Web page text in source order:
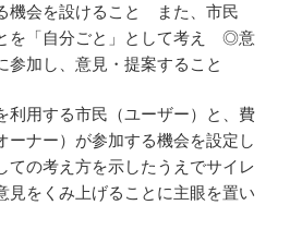
機会を設けること また、市民
「自分ごと」として考え ◎意
参加し、意見・提案すること
利用する市民（ユーザー）と、費
ーナー）が参加する機会を設定し
ての考え方を示したうえでサイレ
見をくみ上げることに主眼を置い